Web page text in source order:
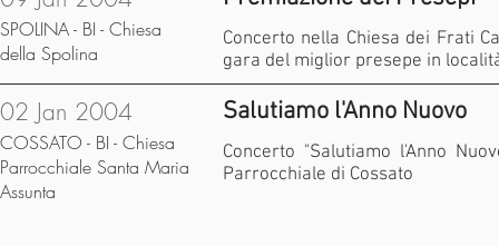
SPOLINA - BI - Chiesa
della Spolina
Concerto nella Chiesa dei Frati
gara del miglior presepe in
02 Jan 2004
COSSATO - BI - Chiesa
Parrocchiale Santa Maria
Assunta
Salutiamo l'Anno Nuovo
Concerto "Salutiamo l'Anno
Parrocchiale di Cossato